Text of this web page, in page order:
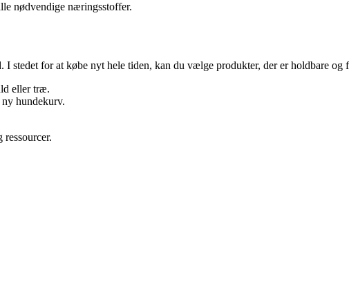
nødvendige næringsstoffer.
for at købe nyt hele tiden, kan du vælge produkter, der er holdbare og
eller træ.
hundekurv.